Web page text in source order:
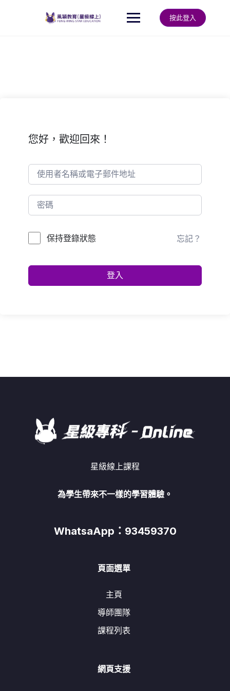
按此登入
您好，歡迎回來！
保持登錄狀態 忘記？
登入
星級線上課程
為學生帶來不一樣的學習體驗。
WhatsaApp：93459370
頁面選單
主頁
導師團隊
課程列表
網頁支援